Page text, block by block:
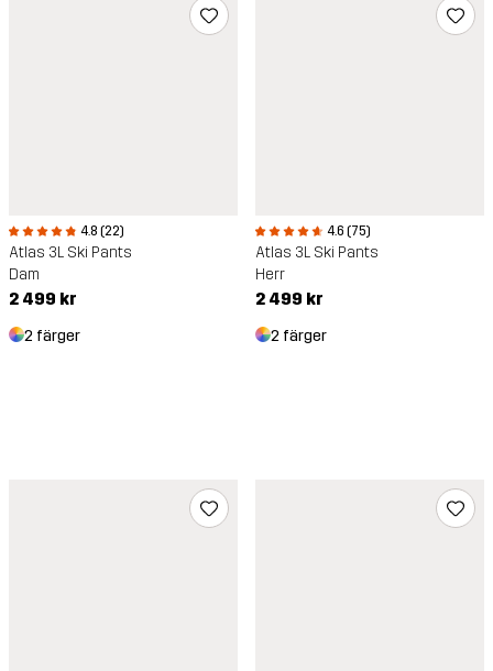
4.8 (22)
Atlas 3L Ski Pants
Dam
2 499 kr
2 färger
4.6 (75)
Atlas 3L Ski Pants
Herr
2 499 kr
2 färger